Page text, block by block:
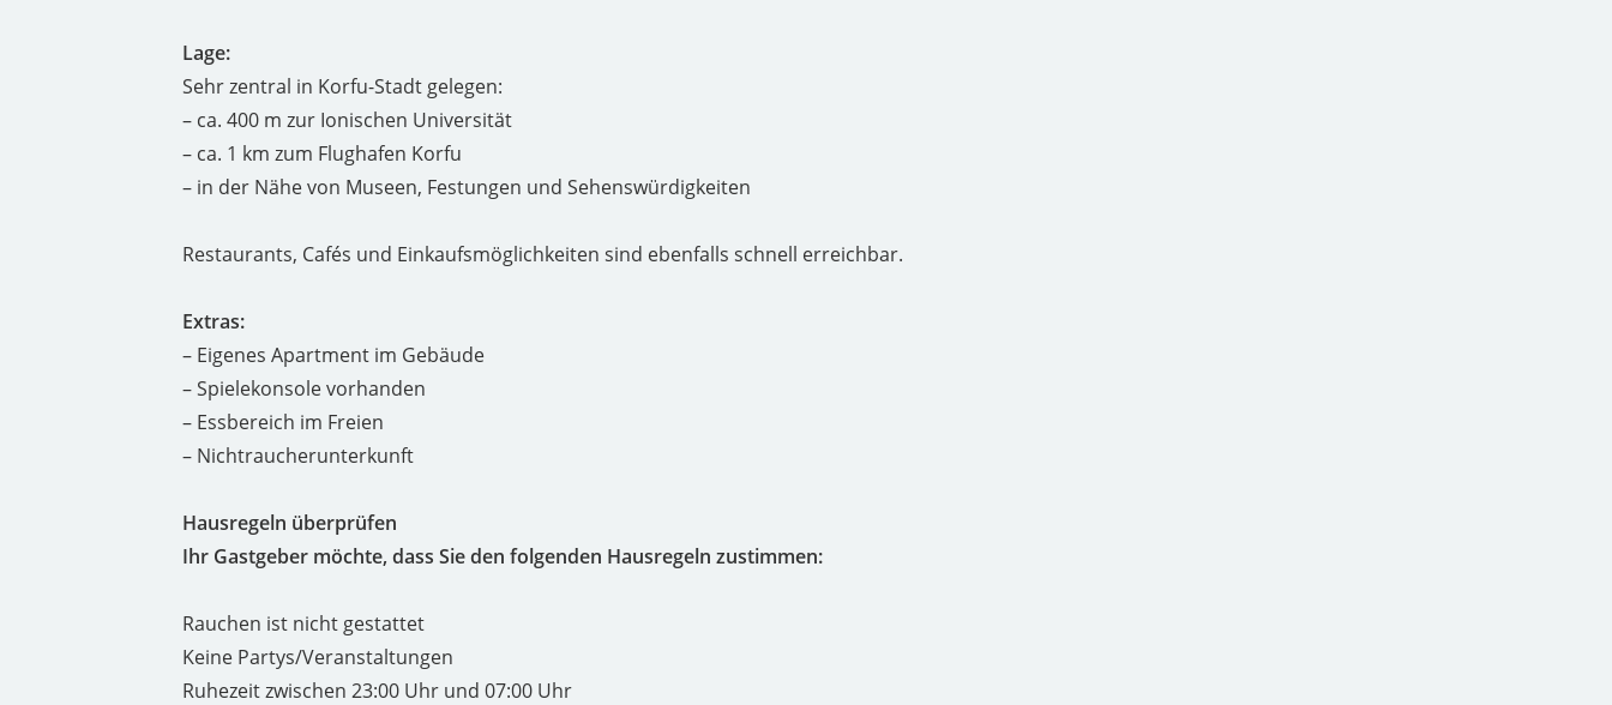
Lage:
Sehr zentral in Korfu-Stadt gelegen:
– ca. 400 m zur Ionischen Universität
– ca. 1 km zum Flughafen Korfu
– in der Nähe von Museen, Festungen und Sehenswürdigkeiten
Restaurants, Cafés und Einkaufsmöglichkeiten sind ebenfalls schnell erreichbar.
Extras:
– Eigenes Apartment im Gebäude
– Spielekonsole vorhanden
– Essbereich im Freien
– Nichtraucherunterkunft
Hausregeln überprüfen
Ihr Gastgeber möchte, dass Sie den folgenden Hausregeln zustimmen:
Rauchen ist nicht gestattet
Keine Partys/Veranstaltungen
Ruhezeit zwischen 23:00 Uhr und 07:00 Uhr